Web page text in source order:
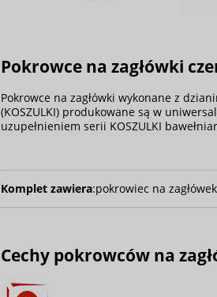
Pokrowce na zagłówki
Pokrowce na zagłówki wykonane z
(KOSZULKI) produkowane są w
uzupełnieniem serii KOSZULKI
Komplet zawiera:pokrowiec na
Cechy pokrowców na